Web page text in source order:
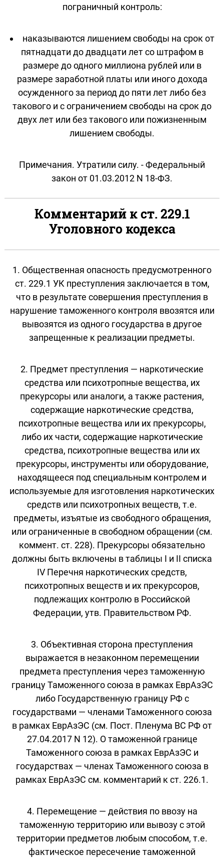
пограничный контроль:
наказываются лишением свободы на срок от
пятнадцати до двадцати лет со штрафом в
размере до одного миллиона рублей или в
размере заработной платы или иного дохода
осужденного за период до пяти лет либо без
такового и с ограничением свободы на срок до
двух лет или без такового или пожизненным
лишением свободы.
Примечания. Утратили силу. - Федеральный
закон от 01.03.2012 N 18-ФЗ.
Комментарий к ст. 229.1
Уголовного кодекса
1. Общественная опасность предусмотренного
ст. 229.1 УК преступления заключается в том,
что в результате совершения преступления в
нарушение таможенного контроля ввозятся или
вывозятся из одного государства в другое
запрещенные к реализации предметы.
2. Предмет преступления — наркотические
средства или психотропные вещества, их
прекурсоры или аналоги, а также растения,
содержащие наркотические средства,
психотропные вещества или их прекурсоры,
либо их части, содержащие наркотические
средства, психотропные вещества или их
прекурсоры, инструменты или оборудование,
находящееся под специальным контролем и
используемые для изготовления наркотических
средств или психотропных веществ, т.е.
предметы, изъятые из свободного обращения,
или ограниченные в свободном обращении (см.
коммент. ст. 228). Прекурсоры обязательно
должны быть включены в таблицы I и II списка
IV Перечня наркотических средств,
психотропных веществ и их прекурсоров,
подлежащих контролю в Российской
Федерации, утв. Правительством РФ.
3. Объективная сторона преступления
выражается в незаконном перемещении
предмета преступления через таможенную
границу Таможенного союза в рамках ЕврАзЭС
либо Государственную границу РФ с
государствами — членами Таможенного союза
в рамках ЕврАзЭС (см. Пост. Пленума ВС РФ от
27.04.2017 N 12). О таможенной границе
Таможенного союза в рамках ЕврАзЭС и
государствах — членах Таможенного союза в
рамках ЕврАзЭС см. комментарий к ст. 226.1.
4. Перемещение — действия по ввозу на
таможенную территорию или вывозу с этой
территории предметов любым способом, т.е.
фактическое пересечение таможенной